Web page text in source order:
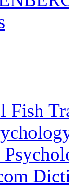
Fish